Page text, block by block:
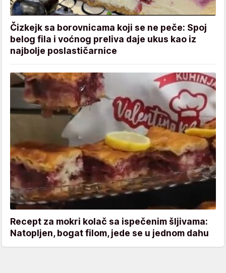
Čizkejk sa borovnicama koji se ne peče: Spoj
belog fila i voćnog preliva daje ukus kao iz
najbolje poslastičarnice
Recept za mokri kolač sa ispečenim šljivama:
Natopljen, bogat filom, jede se u jednom dahu